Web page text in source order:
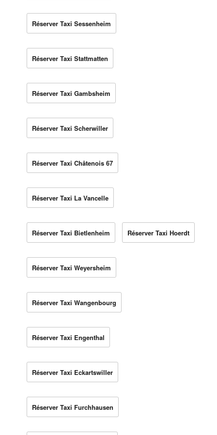
Réserver Taxi Sessenheim
Réserver Taxi Stattmatten
Réserver Taxi Gambsheim
Réserver Taxi Scherwiller
Réserver Taxi Châtenois 67
Réserver Taxi La Vancelle
Réserver Taxi Bietlenheim Réserver Taxi Hoerdt
Réserver Taxi Weyersheim
Réserver Taxi Wangenbourg
Réserver Taxi Engenthal
Réserver Taxi Eckartswiller
Réserver Taxi Furchhausen